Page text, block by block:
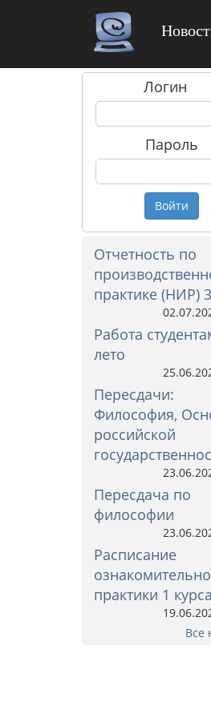
Логин
Пароль
Войти
Отчетность по
практике (НИР)
Работа
лето
Пересдачи:
Философия,
российской
Пересдача по
философии
Расписание
практики 1 курса
Все